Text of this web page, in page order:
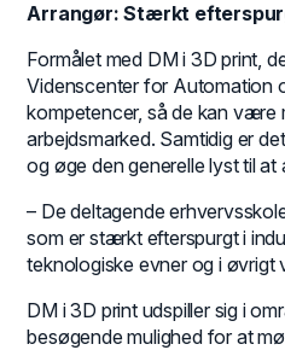
Arrangør: Stærkt
Formålet med DM i 3D print,
Videnscenter for Automation
kompetencer, så de kan være
arbejdsmarked. Samtidig er
og øge den generelle lyst til
– De deltagende
som er stærkt efterspurgt i
teknologiske evner og i øvrigt
DM i 3D print udspiller sig i
besøgende mulighed for at